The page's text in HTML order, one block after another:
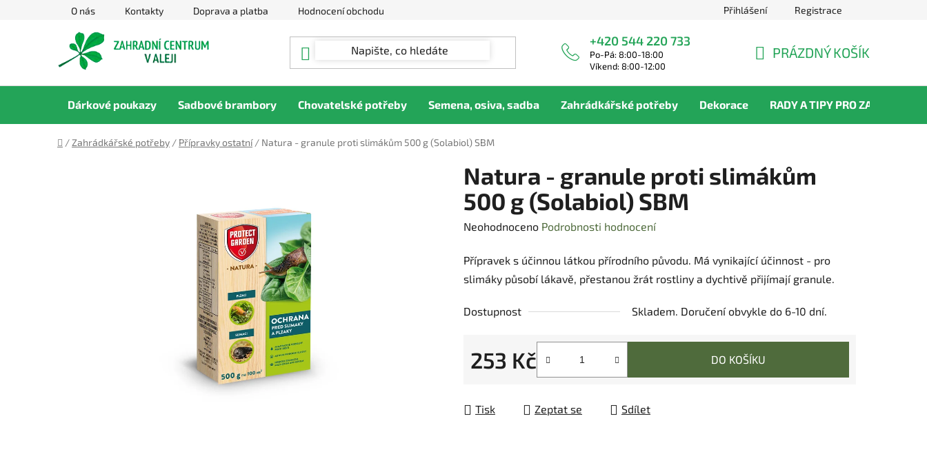
O nás Kontakty Doprava a platba Hodnocení obchodu Přihlášení Registrace
+420 544 220 733
Po-Pá: 8:00-18:00
Víkend: 8:00-12:00
KOŠÍK
PRÁZDNÝ KOŠÍK
Dárkové poukazy Sadbové brambory Chovatelské potřeby Semena, osiva, sadba Zahrádkářské potřeby Dekorace RADY A TIPY PRO ZAHRADNÍKY
Domů
/ Zahrádkářské potřeby / Přípravky ostatní / Natura - granule proti slimákům 500 g (Solabiol) SBM
Natura - granule proti slimákům
500 g (Solabiol) SBM
Průměrné
produktu
je
z
hvězdiček.
Neohodnoceno Podrobnosti hodnocení
Přípravek s účinnou látkou přírodního původu. Má vynikající účinnost - pro
slimáky působí lákavě, přestanou žrát rostliny a dychtivě přijímají granule.
Dostupnost Skladem. Doručení obvykle do 6-10 dní.
253 Kč DO KOŠÍKU
Tisk Zeptat se Sdílet